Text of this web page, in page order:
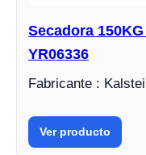
Secadora
YR06336
Fabricante :
Ver producto